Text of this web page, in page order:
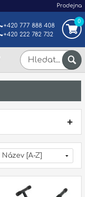
Prodejna
0
+420 777 888 408
+420 222 782 732